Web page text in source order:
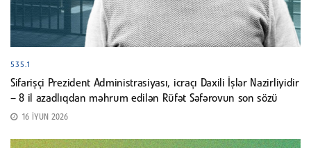
535.1
Sifarişçi Prezident Administrasiyası, icraçı Daxili İşlər Nazirliyidir
– 8 il azadlıqdan məhrum edilən Rüfət Səfərovun son sözü
16 İYUN 2026